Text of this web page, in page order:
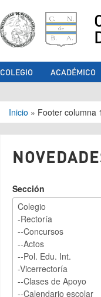
COLEGIO ACADÉMICO
Se
Inicio » Footer columna 1
Sección